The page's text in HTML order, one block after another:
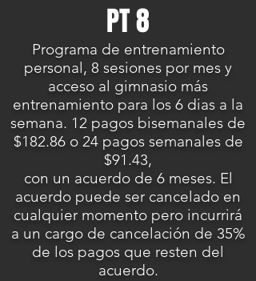
PT 8
Programa de entrenamiento
personal, 8 sesiones por mes y
acceso al gimnasio más
entrenamiento para los 6 dias a la
semana. 12 pagos bisemanales de
$182.86 o 24 pagos semanales de
$91.43,
con un acuerdo de 6 meses. El
acuerdo puede ser cancelado en
cualquier momento pero incurrirá
a un cargo de cancelación de 35%
de los pagos que resten del
acuerdo.